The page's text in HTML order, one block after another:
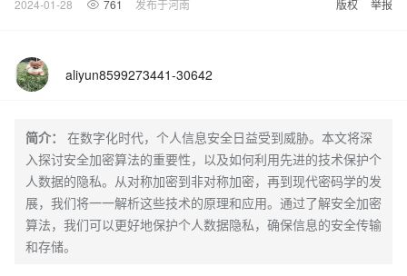
2024-01-28 761 发布于河南 版权 举报
aliyun8599273441-30642
简介：
在数字化时代，个人信息安全日益受到威胁。本文将深
入探讨安全加密算法的重要性，以及如何利用先进的技术保护个
人数据的隐私。从对称加密到非对称加密，再到现代密码学的发
展，我们将一一解析这些技术的原理和应用。通过了解安全加密
算法，我们可以更好地保护个人数据隐私，确保信息的安全传输
和存储。